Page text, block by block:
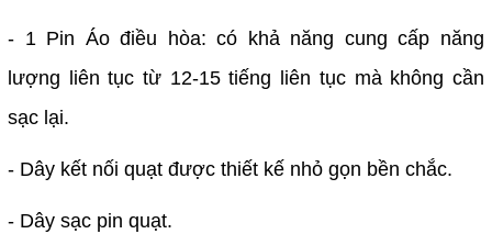
- 1 Pin Áo điều hòa: có khả năng cung cấp năng
lượng liên tục từ 12-15 tiếng liên tục mà không cần
sạc lại.
- Dây kết nối quạt được thiết kế nhỏ gọn bền chắc.
- Dây sạc pin quạt.